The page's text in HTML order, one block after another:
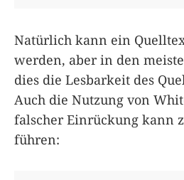
Natürlich kann ein
werden, aber in den
dies die Lesbarkeit des
Auch die Nutzung von
falscher Einrückung kann
führen: